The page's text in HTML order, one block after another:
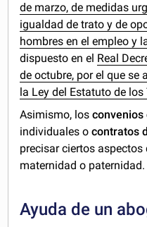
de marzo, de medidas
igualdad de trato y de
hombres en el empleo y
dispuesto en el Real
de octubre, por el que se
la Ley del Estatuto de
Asimismo, losconvenios
individuales ocontratos
precisar ciertos
maternidad o paternidad.
Ayuda de un